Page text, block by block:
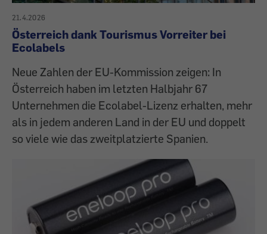
21.4.2026
Österreich dank Tourismus Vorreiter bei
Ecolabels
Neue Zahlen der EU-Kommission zeigen: In
Österreich haben im letzten Halbjahr 67
Unternehmen die Ecolabel-Lizenz erhalten, mehr
als in jedem anderen Land in der EU und doppelt
so viele wie das zweitplatzierte Spanien.